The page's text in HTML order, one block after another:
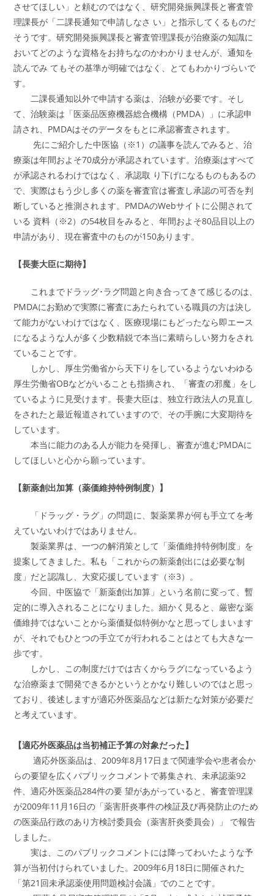
させてほしい」と頼むのではなく、研究開発振興課長と審査管
理課長が「二課長通知で申請しなさ い」と指示してくるものだ
そうです。研究開発振興課長と審査管理課長が治療薬の知識に
おいてどのような資格をお持ちなのかわかりませんが、通知を
読んでみ てもその基準が明確ではなく、とてもわかりづらいで
す。
二課長通知以外で申請する薬は、治験が必要です。そし
て、治験薬は「医薬品医療機器総合機構（PMDA）」に承認申
請され、PMDAはそのデータをもとに承認審査されます。
先にご紹介した中医協（※1）の議事を読んでみると、治
療薬は年間およそ70成分が承認されています。治療薬はすべて
が承認されるわけではなく、承認取 り下げになるものもあるの
で、実際はもう少し多くの薬を審査官は審査し承認の可否を判
断していると推測されます。PMDAのWebサイトに公開されて
いる 資料（※2）の54枚目をみると、年間およそ80品目以上の
申請があり、現在審査中のものが150あります。
【長妻大臣に期待】
これまでドラッグ･ラグ問題と向き合ってきて感じるのは、
PMDAにお勤めで実際に審査にあたられている職員の方は決し
て能力がないわけではなく、医療現場にもどったなら即エース
になるような人が多く少数精鋭で本当に素晴らしい努力をされ
ていることです。
しかし、厚生労働省から天下りをしているようないわゆる
厚生労働省OBなどがいることも指摘され、「審査の邪魔」をし
ているように見受けます。長妻大臣は、独立行政法人の見直し
をされたと最近報道されていますので、その手腕に大変期待を
しています。
本当に能力のある人が能力を発揮し、審査が進むPMDAに
してほしいと心から願っています。
【新薬創出加算（薬価維持特例制度）】
「ドラッグ・ラグ」の問題に、製薬業界が何も手立てを考
えていないわけではありません。
製薬業界は、一つの解消策として「薬価維持特例制度」を
提案してきました。私も「これからの新薬創出には必要な制
度」だと認識し、大変応援しています（※3）。
今回、中医協で「新薬創出加算」という名前に変って、暫
定的に導入されることになりました。細かく見ると、厳密な薬
価維持ではないことから薬価疑似特例かなと思ってしまいます
が、それでもひとつの手立てが行われることはとても大きな一
歩です。
しかし、この制度だけでは古くからラグになっているよう
な治療薬まで開発できるかというとかなり難しいのではと思っ
ており、後述しますが適応外医薬品などは新たな対策が必要だ
と考えています。
【適応外医薬品は当初補正予算の対象だった】
適応外医薬品は、2009年8月17日まで関連学会や患者会か
らの要望を広くパブリックコメントで募集され、未承認薬92
件、適応外医薬品284件の要 望があがっていると、審査管理課
が2009年11月16日の「薬害肝炎事件の検証及び再発防止のため
の医薬品行政のあり方検討委員会（薬害肝炎委員会）」 で報告
しました。
実は、このパブリックコメントには降ってわいたような予
算が当初付けられていました。2009年6月18日に開催された
「第21回未承認薬使用問題検討会議」でのことです。